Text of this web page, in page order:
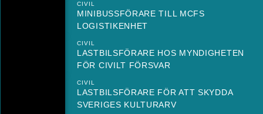
CIVIL
MINIBUSSFÖRARE TILL MCFS
LOGISTIKENHET
CIVIL
LASTBILSFÖRARE HOS MYNDIGHETEN
FÖR CIVILT FÖRSVAR
CIVIL
LASTBILSFÖRARE FÖR ATT SKYDDA
SVERIGES KULTURARV